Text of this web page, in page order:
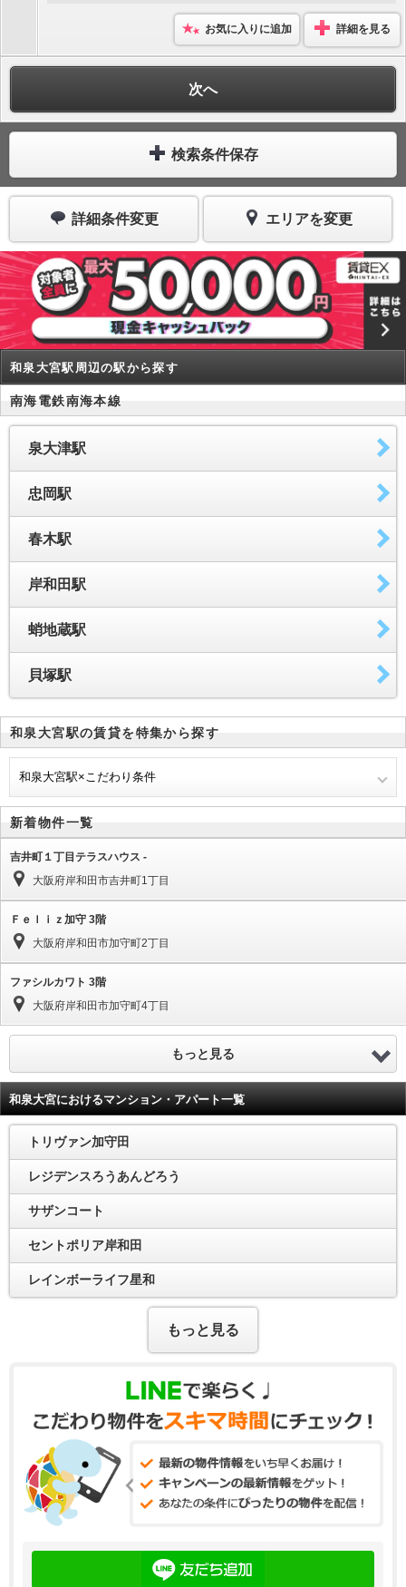
お気に入りに追加 詳細を見る
次へ
検索条件保存
詳細条件変更 エリアを変更
和泉大宮駅周辺の駅から探す
南海電鉄南海本線
泉大津駅
忠岡駅
春木駅
岸和田駅
蛸地蔵駅
貝塚駅
和泉大宮駅の賃貸を特集から探す
和泉大宮駅×こだわり条件
新着物件一覧
吉井町１丁目テラスハウス -
大阪府岸和田市吉井町1丁目
Ｆｅｌｉｚ加守 3階
大阪府岸和田市加守町2丁目
ファシルカワト 3階
大阪府岸和田市加守町4丁目
もっと見る
和泉大宮におけるマンション・アパート一覧
トリヴァン加守田
レジデンスろうあんどろう
サザンコート
セントポリア岸和田
レインボーライフ星和
もっと見る